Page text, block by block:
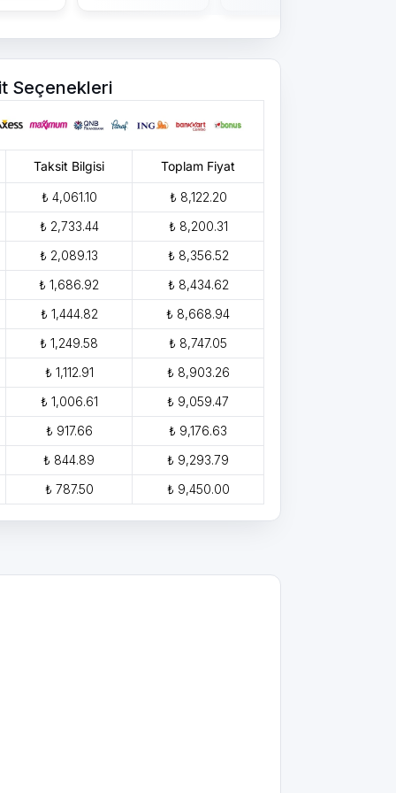
Seçenekleri
Taksit Bilgisi Toplam Fiyat
₺ 4,061.10
₺ 8,122.20
₺ 2,733.44
₺ 8,200.31
₺ 2,089.13
₺ 8,356.52
₺ 1,686.92
₺ 8,434.62
₺ 1,444.82
₺ 8,668.94
₺ 1,249.58
₺ 8,747.05
₺ 1,112.91
₺ 8,903.26
₺ 1,006.61
₺ 9,059.47
₺ 917.66
₺ 9,176.63
₺ 844.89
₺ 9,293.79
₺ 787.50 ₺ 9,450.00